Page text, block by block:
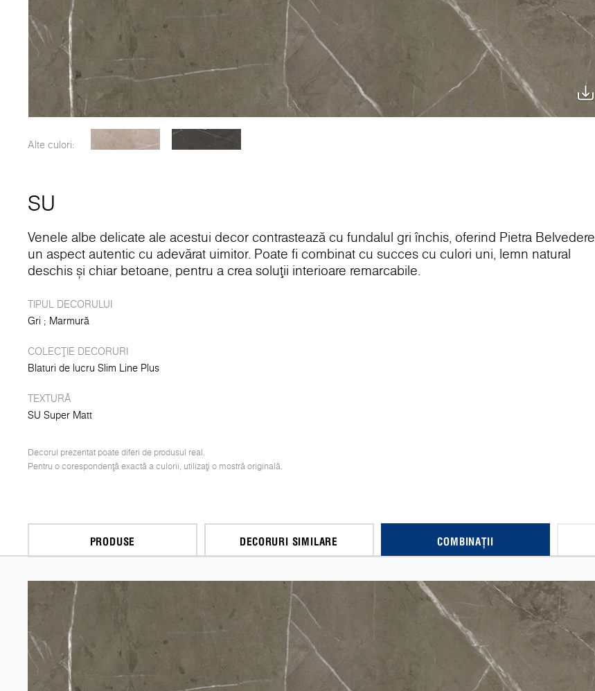
Alte culori:
SU
Venele albe delicate ale acestui decor contrastează cu fundalul gri închis, oferind Pietra Belvedere
un aspect autentic cu adevărat uimitor. Poate fi combinat cu succes cu culori uni, lemn natural
deschis și chiar betoane, pentru a crea soluții interioare remarcabile.
TIPUL DECORULUI
Gri
Marmură
COLECȚIE DECORURI
Blaturi de lucru Slim Line Plus
TEXTURĂ
SU Super Matt
Decorul prezentat poate diferi de produsul real.
Pentru o corespondență exactă a culorii, utilizați o mostră originală.
PRODUSE DECORURI SIMILARE COMBINAȚII